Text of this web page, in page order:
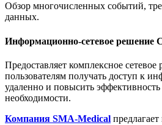
Обзор многочисленных событий,
данных.
Информационно-сетевое решение
Предоставляет комплексное
пользователям получать доступ к
удаленно и повысить
необходимости.
Компания SMA-Medical